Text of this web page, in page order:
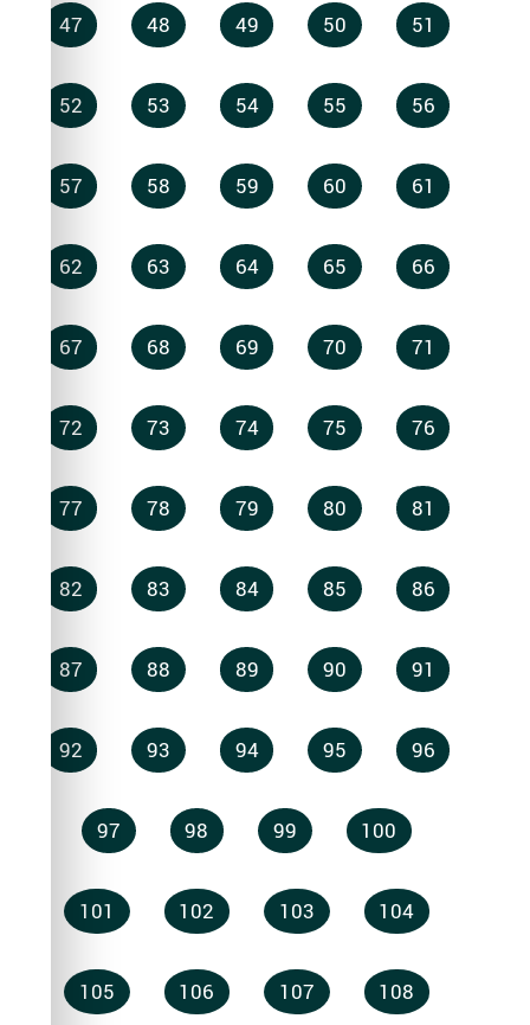
47 48 49 50 51
52 53 54 55 56
57 58 59 60 61
62 63 64 65 66
67 68 69 70 71
72 73 74 75 76
77 78 79 80 81
82 83 84 85 86
87 88 89 90 91
92 93 94 95 96
97 98 99 100
101 102 103 104
105 106 107 108